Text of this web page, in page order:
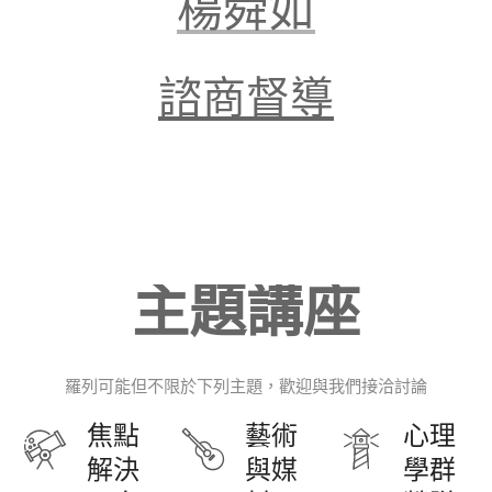
楊舜如
諮商督導
主題講座
羅列可能但不限於下列主題，歡迎與我們接洽討論
焦點
解決
藝術
與媒
心理
學群